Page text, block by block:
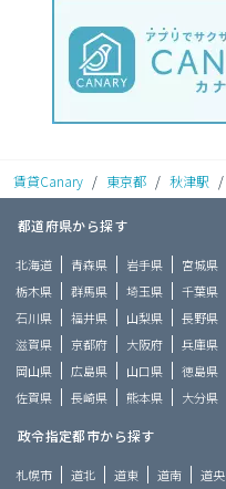
賃貸Canary / 東京都 / 秋津駅 /
都道府県から探す
北海道 青森県 岩手県 宮城県
栃木県
群馬県 埼玉県 千葉県
石川県
福井県 山梨県 長野県
滋賀県
京都府 大阪府 兵庫県
岡山県
広島県 山口県 徳島県
佐賀県
長崎県 熊本県 大分県
政令指定都市から探す
札幌市 道北 道東 道南 道央